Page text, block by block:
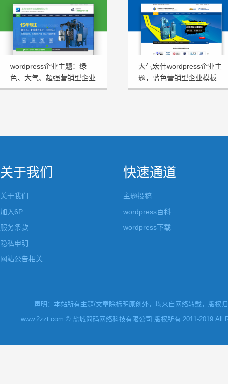
wordpress企业主题：绿
色、大气、超强营销型企业
模板HRtheme发布
大气宏伟wordpress企业主
题，蓝色营销型企业模板
HJtheme发布
关于我们
关于我们
加入6P
服务条款
隐私申明
网站公告相关
快速通道
主题投稿
wordpress百科
wordpress下载
声明：本站所有主题/文章除标明原创外，均来自网络转载，版权
www.2zzt.com © 盐城简码网络科技有限公司 版权所有 2011-2019